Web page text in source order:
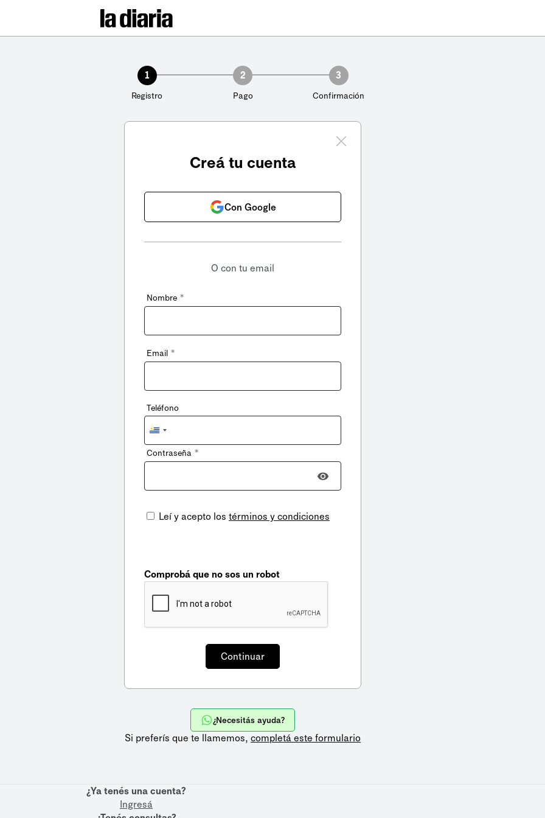
1
Registro
2
Pago
3
Confirmación
Creá tu cuenta
Con Google
O con tu email
Nombre *
Email *
Teléfono
Uruguay
+598
Contraseña *
Leí y acepto los términos y condiciones
Comprobá que no sos un robot
¿Necesitás ayuda?
Si preferís que te llamemos, completá este formulario
¿Ya tenés una cuenta?
Ingresá